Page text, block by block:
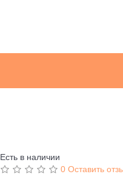
Есть в наличии
0 Оставить